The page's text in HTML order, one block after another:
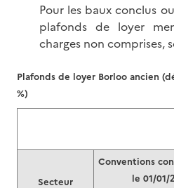
Pour les baux conclus
plafonds de loyer
charges non comprises,
Secteur
Conventions
le 01/01/
Plafonds de loyer Borloo ancien
%)